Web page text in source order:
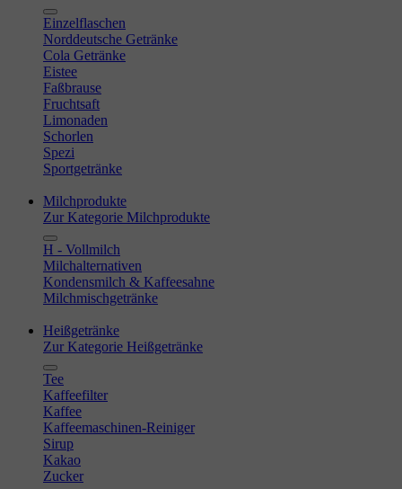
Einzelflaschen
Norddeutsche Getränke
Cola Getränke
Eistee
Faßbrause
Fruchtsaft
Limonaden
Schorlen
Spezi
Sportgetränke
Milchprodukte
Zur Kategorie Milchprodukte
H - Vollmilch
Milchalternativen
Kondensmilch & Kaffeesahne
Milchmischgetränke
Heißgetränke
Zur Kategorie Heißgetränke
Tee
Kaffeefilter
Kaffee
Kaffeemaschinen-Reiniger
Sirup
Kakao
Zucker